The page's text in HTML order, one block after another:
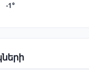
-1°